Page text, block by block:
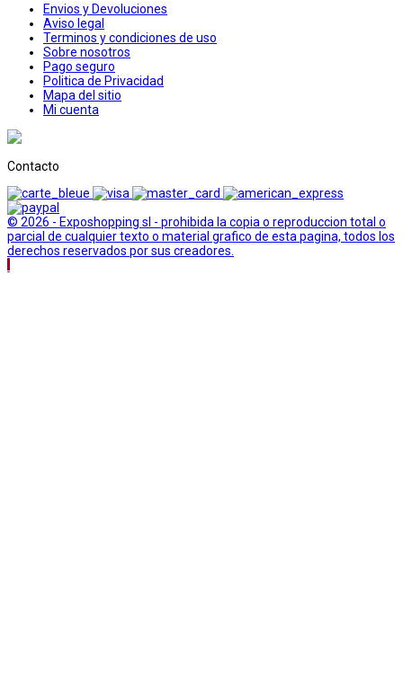
Envios y Devoluciones
Aviso legal
Terminos y condiciones de uso
Sobre nosotros
Pago seguro
Politica de Privacidad
Mapa del sitio
Mi cuenta
Contacto
© 2026 - Exposhopping sl - prohibida la copia o reproduccion total o
parcial de cualquier texto o material grafico de esta pagina, todos los
derechos reservados por sus creadores.